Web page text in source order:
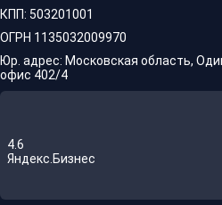
КПП: 503201001
ОГРН 1135032009970
Юр. адрес: Московская область,
офис 402/4
4.6
Яндекс.Бизнес